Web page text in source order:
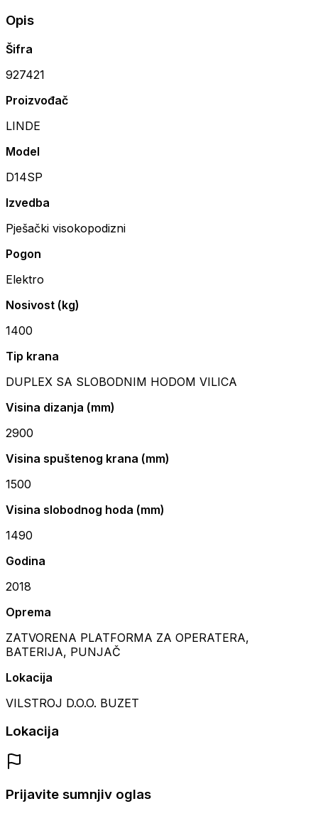
Opis
Šifra
927421
Proizvođač
LINDE
Model
D14SP
Izvedba
Pješački visokopodizni
Pogon
Elektro
Nosivost (kg)
1400
Tip krana
DUPLEX SA SLOBODNIM HODOM VILICA
Visina dizanja (mm)
2900
Visina spuštenog krana (mm)
1500
Visina slobodnog hoda (mm)
1490
Godina
2018
Oprema
ZATVORENA PLATFORMA ZA OPERATERA,
BATERIJA, PUNJAČ
Lokacija
VILSTROJ D.O.O. BUZET
Lokacija
Prijavite sumnjiv oglas